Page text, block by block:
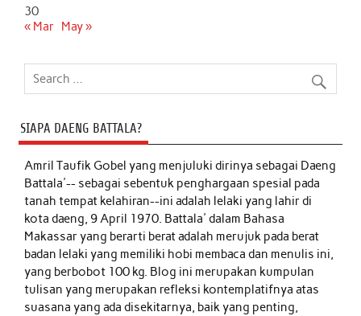
30
« Mar May »
SIAPA DAENG BATTALA?
Amril Taufik Gobelyang menjuluki dirinya sebagai Daeng
Battala'-- sebagai sebentuk penghargaan spesial pada
tanah tempat kelahiran--ini adalah lelaki yang lahir di
kota daeng, 9 April 1970. Battala' dalam Bahasa
Makassar yang berarti berat adalah merujuk pada berat
badan lelaki yang memiliki hobi membaca dan menulis ini,
yang berbobot 100 kg. Blog ini merupakan kumpulan
tulisan yang merupakan refleksi kontemplatifnya atas
suasana yang ada disekitarnya, baik yang penting,